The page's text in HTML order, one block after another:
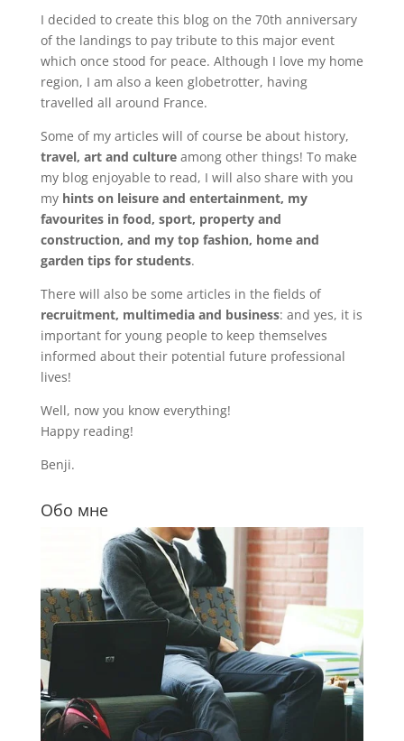
I decided to create this blog on the 70th anniversary
of the landings to pay tribute to this major event
which once stood for peace. Although I love my home
region, I am also a keen globetrotter, having
travelled all around France.
Some of my articles will of course be about history,
travel, art and cultureamong other things! To make
my blog enjoyable to read, I will also share with you
my hints on leisure and entertainment, my
favourites in food, sport, property and
construction, and my top fashion, home and
garden tips for students.
There will also be some articles in the fields of
recruitment, multimedia and business: and yes, it is
important for young people to keep themselves
informed about their potential future professional
lives!
Well, now you know everything!
Happy reading!
Benji.
Обо мне